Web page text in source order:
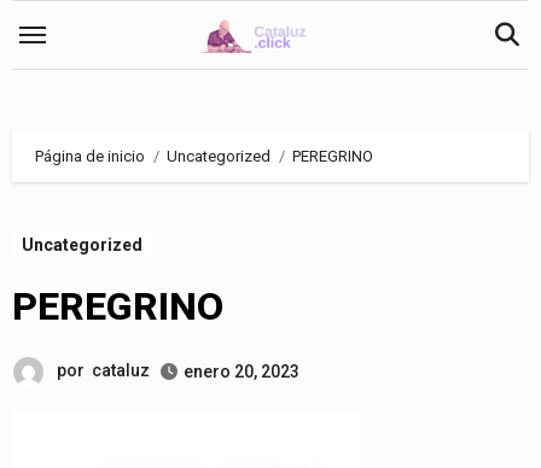
Página de inicio Uncategorized PEREGRINO
Uncategorized
PEREGRINO
por cataluz enero 20, 2023